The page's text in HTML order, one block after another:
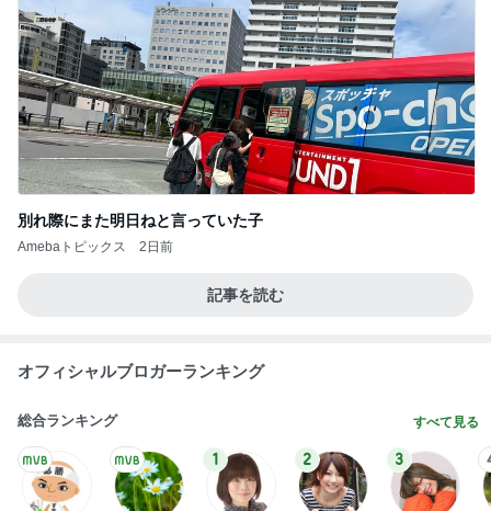
別れ際にまた明日ねと言っていた子
Amebaトピックス 2日前
記事を読む
オフィシャルブロガーランキング
総合ランキング すべて見る
1 2 3